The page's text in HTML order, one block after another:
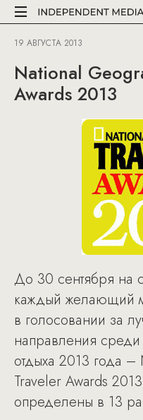
19 АВГУСТА 2013
National
Awards 2013
До 30 сентября на
каждый желающий
в голосовании за
направления
отдыха 2013 года
Traveler Awards
определены в 13